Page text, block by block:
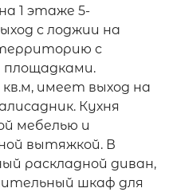
1 этaже 5-
с лоджии на
с
кв.м, имеет выход на
Кухня
мебелью и
вытяжкой. В
раскладной диван,
шкаф для